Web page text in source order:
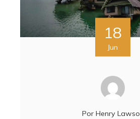
18
Jun
Por Henry